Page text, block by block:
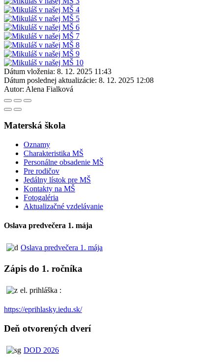
Dátum vloženia: 8. 12. 2025 11:43
Dátum poslednej aktualizácie: 8. 12. 2025 12:08
Autor: Alena Fialková
Materská škola
Oznamy
Charakteristika MŠ
Personálne obsadenie MŠ
Pre rodičov
Jedálny lístok pre MŠ
Kontakty na MŠ
Fotogaléria
Aktualizačné vzdelávanie
Oslava predvečera 1. mája
Oslava predvečera 1. mája
Zápis do 1. ročníka
el. prihláška :
https://eprihlasky.iedu.sk/
Deň otvorených dverí
DOD 2026